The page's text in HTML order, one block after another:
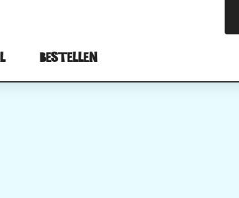
Bestellen